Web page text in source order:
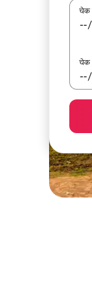
चेक
चेक